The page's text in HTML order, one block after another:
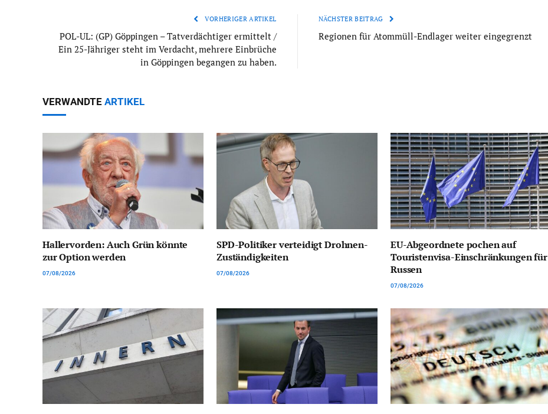
VORHERIGER ARTIKEL
POL-UL: (GP) Göppingen – Tatverdächtiger ermittelt /
Ein 25-Jähriger steht im Verdacht, mehrere Einbrüche
in Göppingen begangen zu haben.
NÄCHSTER BEITRAG
Regionen für Atommüll-Endlager weiter eingegrenzt
VERWANDTE ARTIKEL
Hallervorden: Auch Grün könnte
zur Option werden
07/08/2026
SPD-Politiker verteidigt Drohnen-
Zuständigkeiten
07/08/2026
EU-Abgeordnete pochen auf
Touristenvisa-Einschränkungen für
Russen
07/08/2026